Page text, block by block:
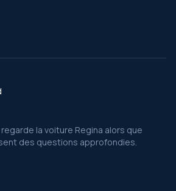
la voiture Regina alors que
des questions approfondies.